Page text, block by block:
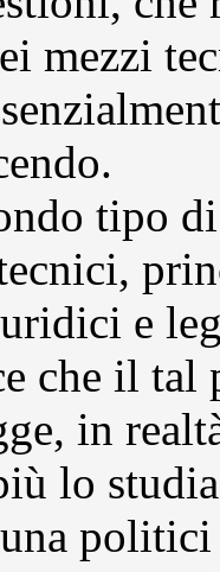
mezzi
tipo
e
che il tal
in
lo
politici